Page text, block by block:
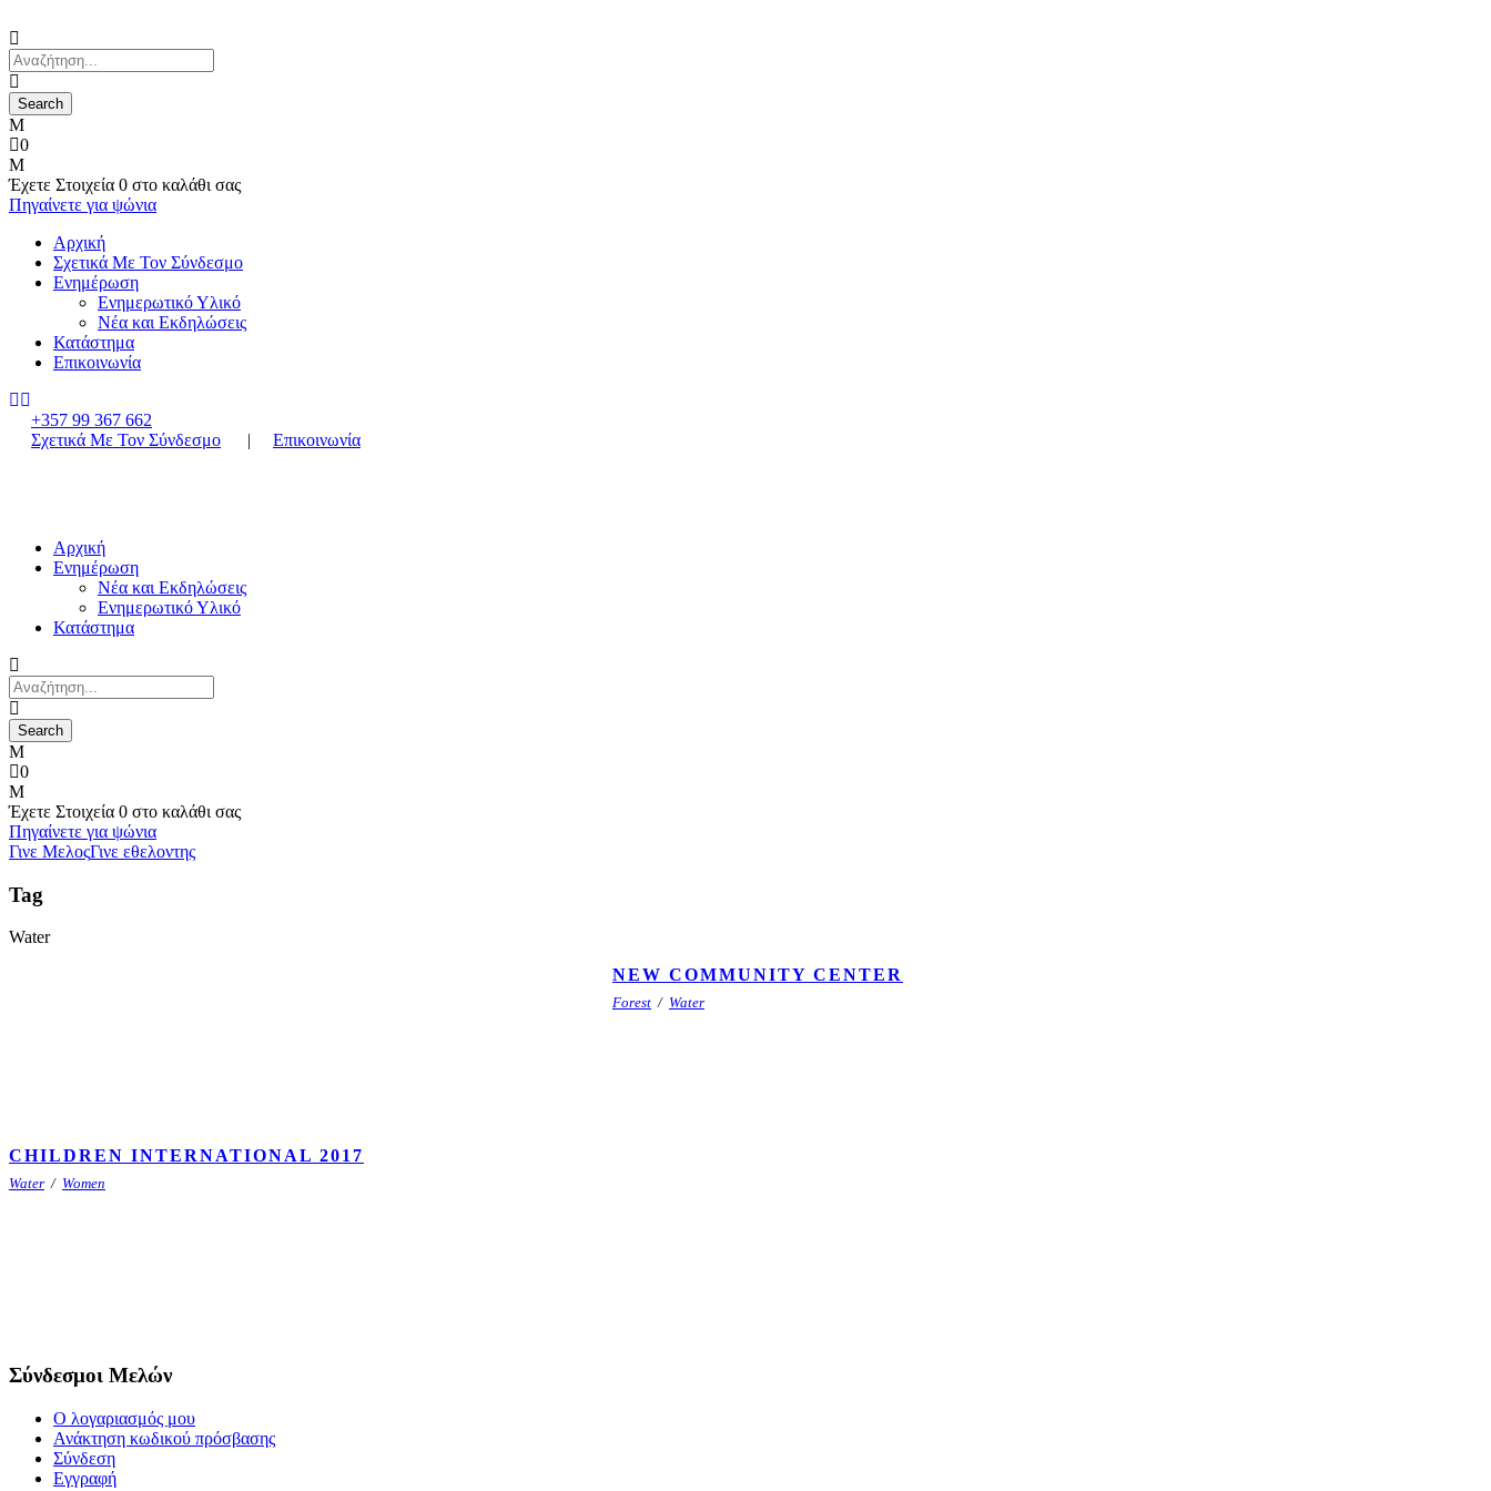
0
Έχετε Στοιχεία 0 στο καλάθι σας
Πηγαίνετε για ψώνια
Αρχική
Σχετικά Με Τον Σύνδεσμο
Ενημέρωση
Ενημερωτικό Υλικό
Νέα και Εκδηλώσεις
Κατάστημα
Επικοινωνία
+357 99 367 662
Σχετικά Με Τον Σύνδεσμο
| Επικοινωνία
Αρχική
Ενημέρωση
Νέα και Εκδηλώσεις
Ενημερωτικό Υλικό
Κατάστημα
0
Έχετε Στοιχεία 0 στο καλάθι σας
Πηγαίνετε για ψώνια
Γινε ΜελοςΓινε εθελοντης
Tag
Water
NEW COMMUNITY CENTER
Forest / Water
CHILDREN INTERNATIONAL 2017
Water / Women
Σύνδεσμοι Μελών
Ο λογαριασμός μου
Ανάκτηση κωδικού πρόσβασης
Σύνδεση
Εγγραφή